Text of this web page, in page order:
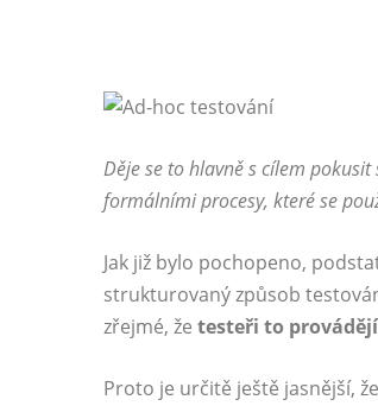
Děje se to hlavně s cílem
formálními procesy, které se
Jak již bylo pochopeno,
strukturovaný způsob
zřejmé, že testeři to
Proto je určitě ještě jasnější,